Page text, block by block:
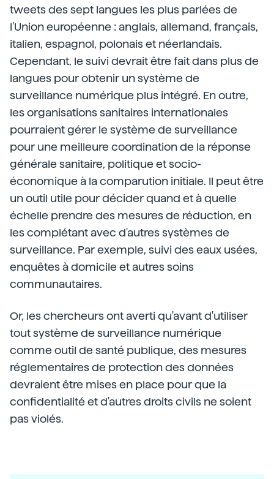
tweets des sept langues les plus parlées de
l'Union européenne : anglais, allemand, français,
italien, espagnol, polonais et néerlandais.
Cependant, le suivi devrait être fait dans plus de
langues pour obtenir un système de
surveillance numérique plus intégré. En outre,
les organisations sanitaires internationales
pourraient gérer le système de surveillance
pour une meilleure coordination de la réponse
générale sanitaire, politique et socio-
économique à la comparution initiale. Il peut être
un outil utile pour décider quand et à quelle
échelle prendre des mesures de réduction, en
les complétant avec d'autres systèmes de
surveillance. Par exemple, suivi des eaux usées,
enquêtes à domicile et autres soins
communautaires.
Or, les chercheurs ont averti qu'avant d'utiliser
tout système de surveillance numérique
comme outil de santé publique, des mesures
réglementaires de protection des données
devraient être mises en place pour que la
confidentialité et d'autres droits civils ne soient
pas violés.